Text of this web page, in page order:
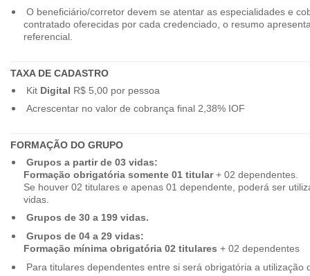
O beneficiário/corretor devem se atentar as especialidades e
contratado oferecidas por cada credenciado, o resumo
referencial.
TAXA DE CADASTRO
Kit Digital R$ 5,00 por pessoa
Acrescentar no valor de cobrança final 2,38% IOF
FORMAÇÃO DO GRUPO
Grupos a partir de 03 vidas:
Formação obrigatória somente 01 titular+ 02 dependentes.
Se houver 02 titulares e apenas 01 dependente, poderá ser
vidas.
Grupos de 30 a 199 vidas.
Grupos de 04 a 29 vidas:
Formação mínima obrigatória 02 titulares + 02 dependentes
Para titulares dependentes entre si será obrigatória a utilização